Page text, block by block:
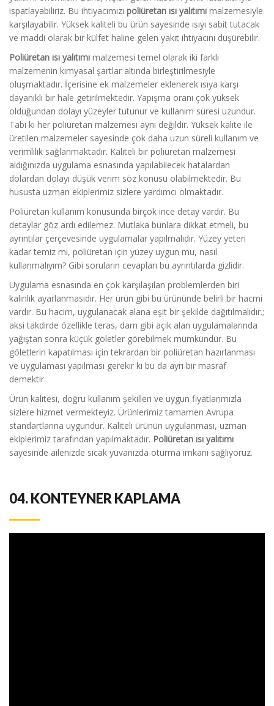
ispatlayabiliriz. Bu ihtiyacımızı poliüretan ısı yalıtımı malzemesiyle
karşılayabilir. Yüksek kaliteli bu ürün sayesinde ısıyı sabit tutacak
ve maddi olarak bir külfet haline gelen yakıt ihtiyacını düşürebilir.
Poliüretan ısı yalıtımı malzemesi temel olarak iki farklı
malzemenin kimyasal şartlar altında birleştirilmesiyle
oluşmaktadır. İçerisine ek malzemeler eklenerek ısıya karşı
dayanıklı bir hale getirilmektedir. Yapışma oranı çok yüksek
olduğundan dolayı yüzeyler tutunur ve kullanım süresi uzundur.
Tabi ki her poliüretan malzemesi aynı değildir. Yüksek kalite ile
üretilen malzemeler sayesinde çok daha uzun süreli kullanım ve
verimlilik sağlanmaktadır. Kaliteli bir poliüretan malzemesi
aldığınızda uygulama esnasında yapılabilecek hatalardan
dolardan dolayı düşük verim söz konusu olabilmektedir. Bu
hususta uzman ekiplerimiz sizlere yardımcı olmaktadır.
Poliüretan kullanım konusunda birçok ince detay vardır. Bu
detaylar göz ardı edilemez. Mutlaka bunlara dikkat etmeli, bu
ayrıntılar çerçevesinde uygulamalar yapılmalıdır. Yüzey yeteri
kadar temiz mi, poliüretan için yüzey uygun mu, nasıl
kullanmalıyım? Gibi soruların cevapları bu ayrıntılarda gizlidir.
Uygulama esnasında en çok karşılaşılan problemlerden biri
kalınlık ayarlanmasıdır. Her ürün gibi bu ürününde belirli bir hacmi
vardır. Bu hacim, uygulanacak alana eşit bir şekilde dağıtılmalıdır.;
aksi takdirde özellikle teras, dam gibi açık alan uygulamalarında
yağıştan sonra küçük göletler görebilmek mümkündür. Bu
göletlerin kapatılması için tekrardan bir poliüretan hazırlanması
ve uygulaması yapılması gerekir ki bu da ayrı bir masraf
demektir.
Ürün kalitesi, doğru kullanım şekilleri ve uygun fiyatlarımızla
sizlere hizmet vermekteyiz. Ürünlerimiz tamamen Avrupa
standartlarına uygundur. Kaliteli ürünün uygulanması, uzman
ekiplerimiz tarafından yapılmaktadır. Poliüretan ısı yalıtımı
sayesinde ailenizde sıcak yuvanızda oturma imkanı sağlıyoruz.
04.KONTEYNER KAPLAMA